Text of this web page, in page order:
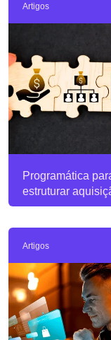
Artigos
Programática
estruturar
Artigos